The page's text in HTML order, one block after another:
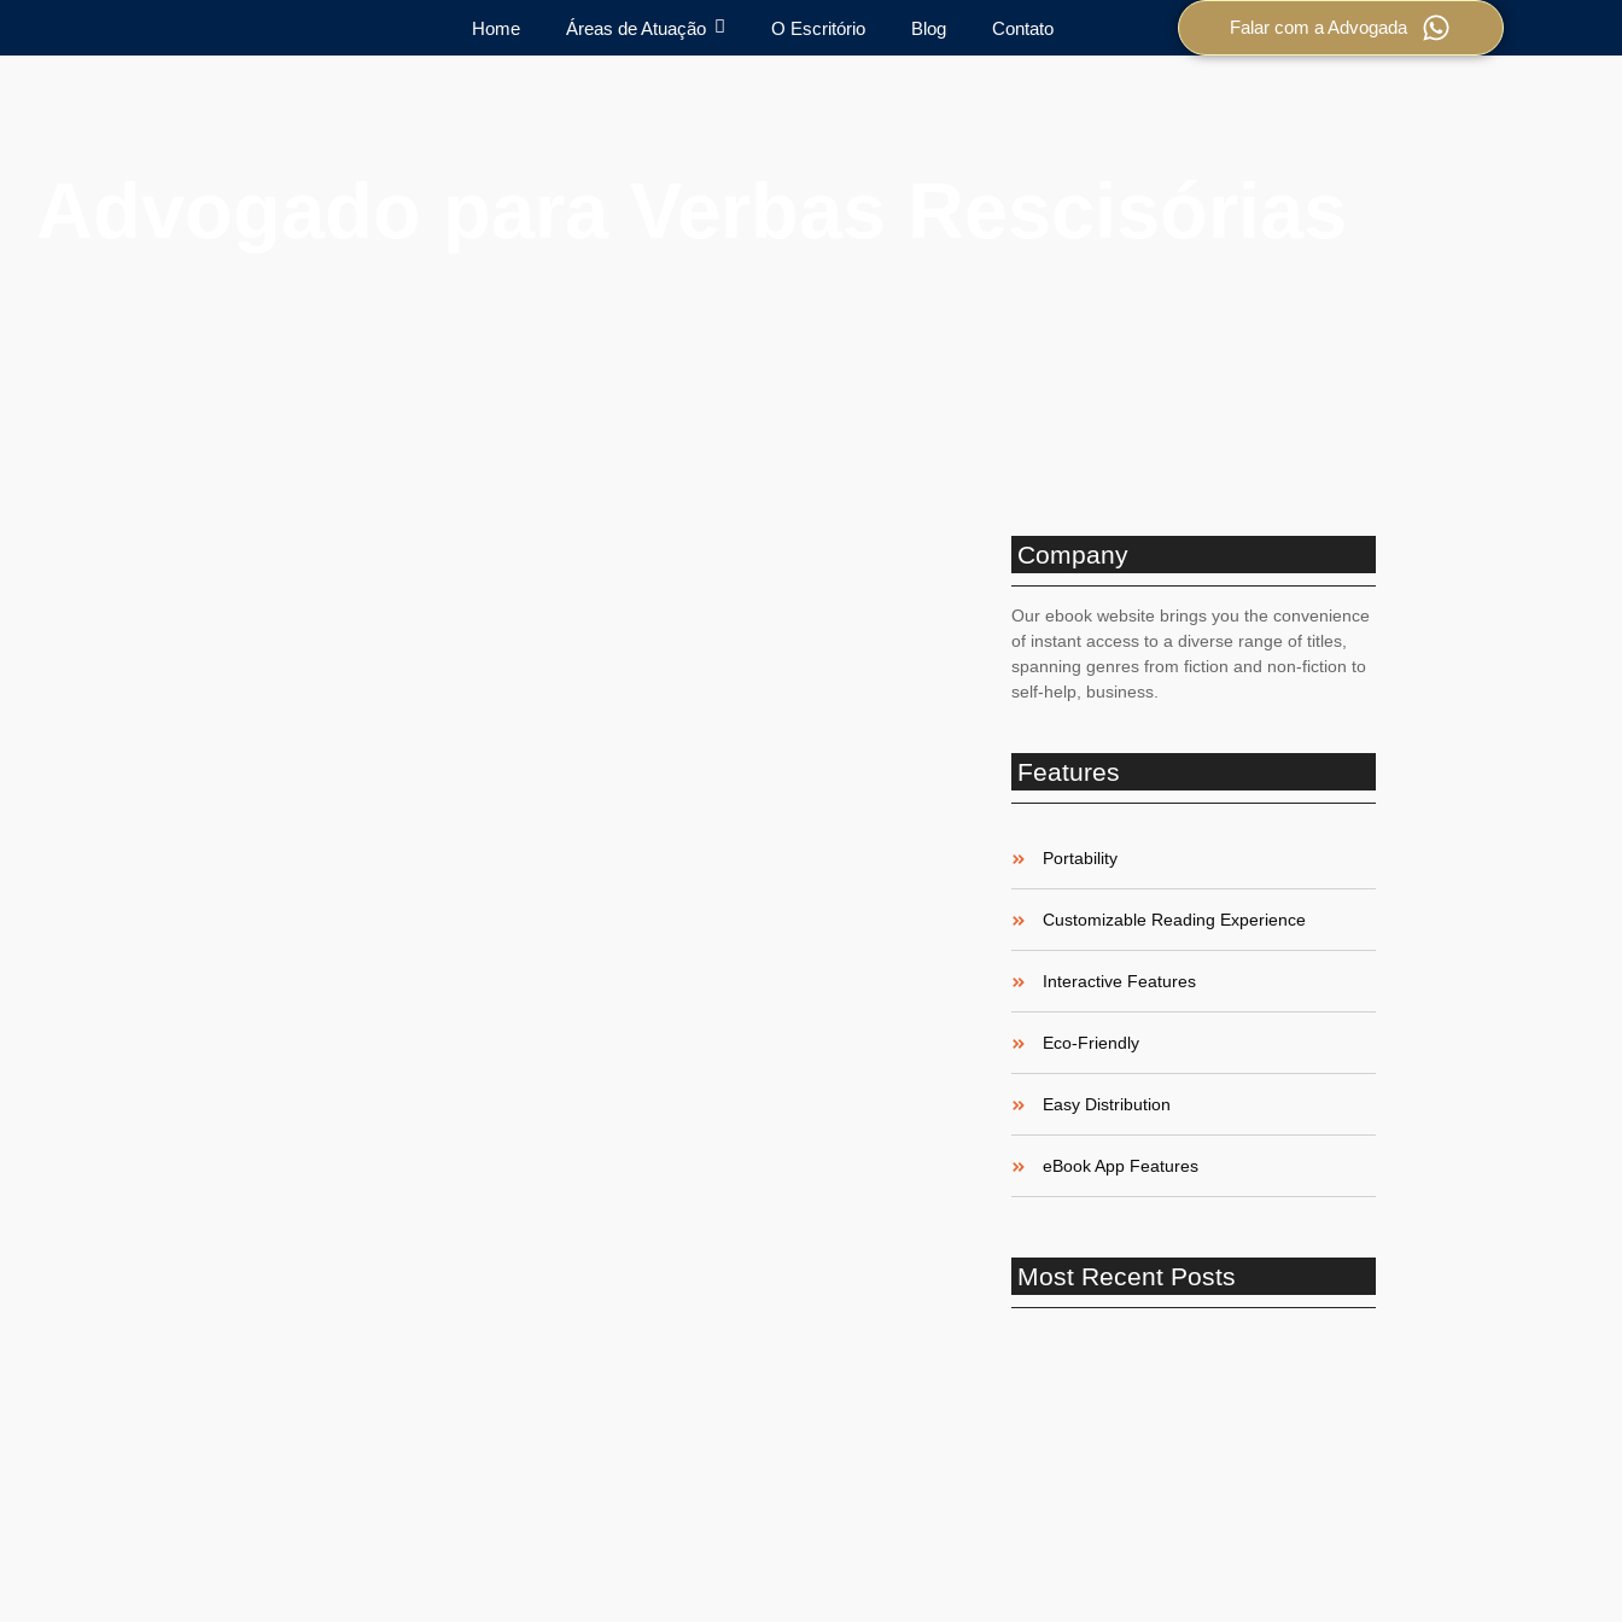
Home Áreas de Atuação O Escritório Blog Contato Falar com a Advogada
Company
Our ebook website brings you the convenience
of instant access to a diverse range of titles,
spanning genres from fiction and non-fiction to
self-help, business.
Features
Portability
Customizable Reading Experience
Interactive Features
Eco-Friendly
Easy Distribution
eBook App Features
Most Recent Posts